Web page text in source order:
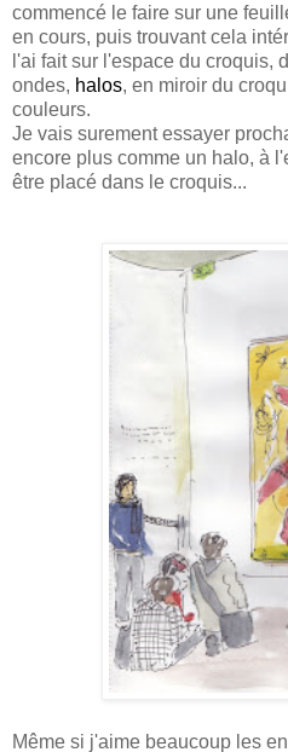
commencé le faire sur une
en cours, puis trouvant cela
l'ai fait sur l'espace du croquis,
ondes, halos, en miroir du
couleurs.
Je vais surement essayer
encore plus comme un halo, à
être placé dans le croquis...
Même si j'aime beaucoup les